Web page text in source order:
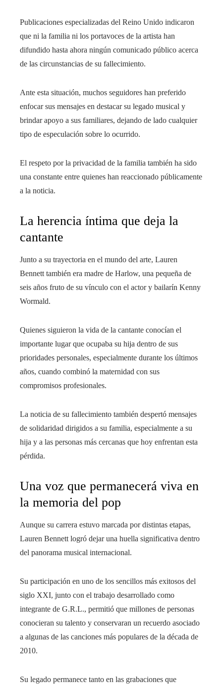
Publicaciones especializadas del Reino Unido indicaron
que ni la familia ni los portavoces de la artista han
difundido hasta ahora ningún comunicado público acerca
de las circunstancias de su fallecimiento.
Ante esta situación, muchos seguidores han preferido
enfocar sus mensajes en destacar su legado musical y
brindar apoyo a sus familiares, dejando de lado cualquier
tipo de especulación sobre lo ocurrido.
El respeto por la privacidad de la familia también ha sido
una constante entre quienes han reaccionado públicamente
a la noticia.
La herencia íntima que deja la
cantante
Junto a su trayectoria en el mundo del arte, Lauren
Bennett también era madre de Harlow, una pequeña de
seis años fruto de su vínculo con el actor y bailarín Kenny
Wormald.
Quienes siguieron la vida de la cantante conocían el
importante lugar que ocupaba su hija dentro de sus
prioridades personales, especialmente durante los últimos
años, cuando combinó la maternidad con sus
compromisos profesionales.
La noticia de su fallecimiento también despertó mensajes
de solidaridad dirigidos a su familia, especialmente a su
hija y a las personas más cercanas que hoy enfrentan esta
pérdida.
Una voz que permanecerá viva en
la memoria del pop
Aunque su carrera estuvo marcada por distintas etapas,
Lauren Bennett logró dejar una huella significativa dentro
del panorama musical internacional.
Su participación en uno de los sencillos más exitosos del
siglo XXI, junto con el trabajo desarrollado como
integrante de G.R.L., permitió que millones de personas
conocieran su talento y conservaran un recuerdo asociado
a algunas de las canciones más populares de la década de
2010.
Su legado permanece tanto en las grabaciones que